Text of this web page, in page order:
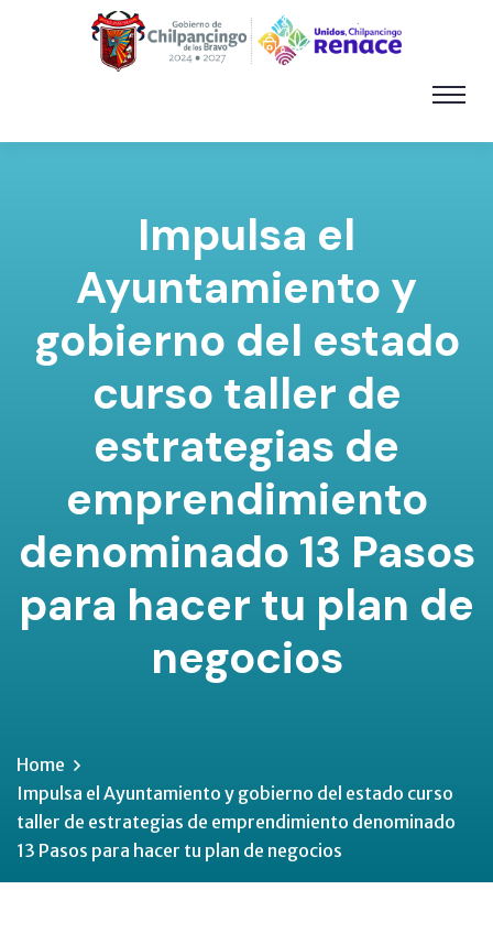
Impulsa el
Ayuntamiento y
gobierno del estado
curso taller de
estrategias de
emprendimiento
denominado 13 Pasos
para hacer tu plan de
negocios
Home
Impulsa el Ayuntamiento y gobierno del estado curso
taller de estrategias de emprendimiento denominado
13 Pasos para hacer tu plan de negocios